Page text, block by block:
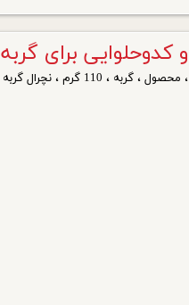
کدوحلوایی برای گربه
، محصول ،گربه ، 110 گرم ،نچرال گربه